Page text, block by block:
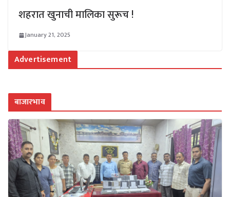
शहरात खुनाची मालिका सुरूच !
January 21, 2025
Advertisement
बाजारभाव